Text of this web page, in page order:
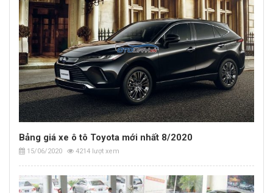
Bảng giá xe ô tô Toyota mới nhất 8/2020
15/06/2020 4214 lượt xem